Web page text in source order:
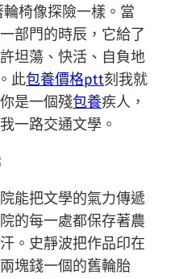
椅像探險一樣。當
部門的時辰，它給了
坦蕩、快活、自負地
此包養價格ptt刻我就
是一個殘包養疾人，
一路交通文學。
院能把文學的氣力傳遞
的每一處都保存著農
。史靜波把作品印在
塊錢一個的舊輪胎